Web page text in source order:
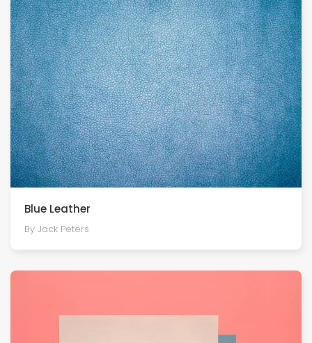
Blue Leather
By Jack Peters